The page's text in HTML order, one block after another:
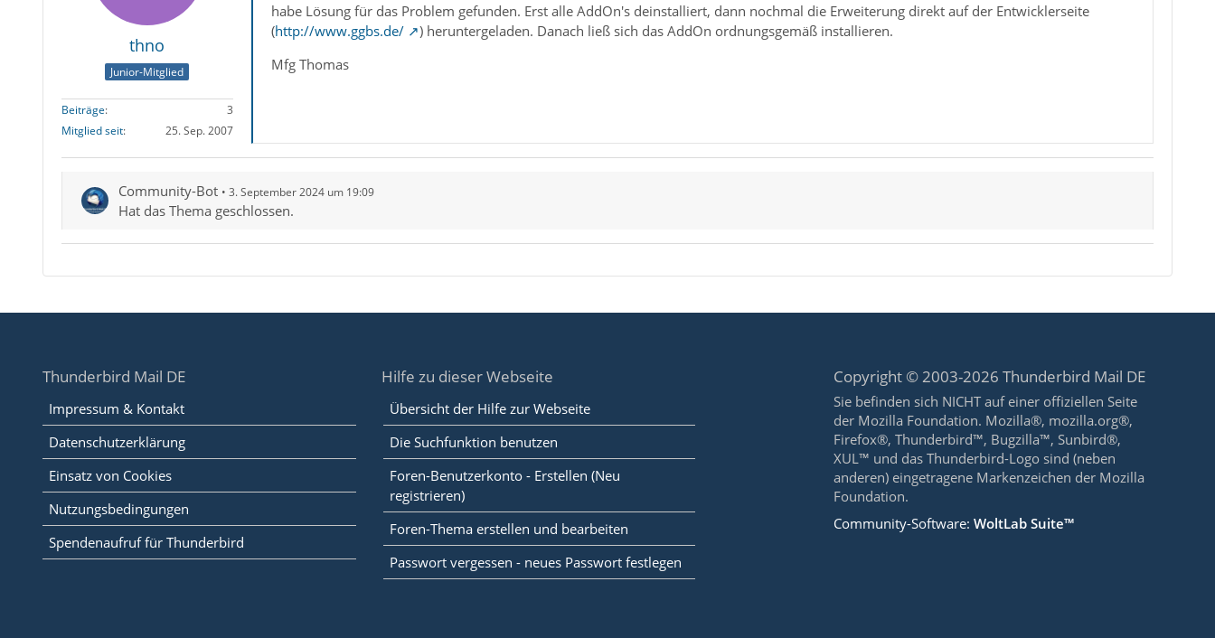
thno
Junior-Mitglied
Beiträge
3
Mitglied seit
25. Sep. 2007
habe Lösung für das Problem gefunden. Erst alle AddOn's deinstalliert, dann nochmal die Erweiterung direkt auf der Entwicklerseite
(http://www.ggbs.de/
) heruntergeladen. Danach ließ sich das AddOn ordnungsgemäß installieren.
Mfg Thomas
Community-Bot 3. September 2024 um 19:09
Hat das Thema geschlossen.
Thunderbird Mail DE
Impressum & Kontakt
Datenschutzerklärung
Einsatz von Cookies
Nutzungsbedingungen
Spendenaufruf für Thunderbird
Hilfe zu dieser Webseite
Übersicht der Hilfe zur Webseite
Die Suchfunktion benutzen
Foren-Benutzerkonto - Erstellen (Neu
registrieren)
Foren-Thema erstellen und bearbeiten
Passwort vergessen - neues Passwort festlegen
Copyright © 2003-2026 Thunderbird Mail DE
Sie befinden sich NICHT auf einer offiziellen Seite
der Mozilla Foundation. Mozilla®, mozilla.org®,
Firefox®, Thunderbird™, Bugzilla™, Sunbird®,
XUL™ und das Thunderbird-Logo sind (neben
anderen) eingetragene Markenzeichen der Mozilla
Foundation.
Community-Software:WoltLab Suite™